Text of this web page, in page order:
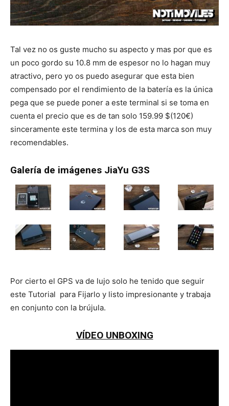
Tal vez no os guste mucho su aspecto y mas por que es
un poco gordo su 10.8 mm de espesor no lo hagan muy
atractivo, pero yo os puedo asegurar que esta bien
compensado por el rendimiento de la batería es la única
pega que se puede poner a este terminal si se toma en
cuenta el precio que es de tan solo 159.99 $(120€)
sinceramente este termina y los de esta marca son muy
recomendables.
Galería de imágenes JiaYu G3S
Por cierto el GPS va de lujo solo he tenido que seguir
este Tutorial para Fijarlo y listo impresionante y trabaja
en conjunto con la brújula.
VÍDEO UNBOXING